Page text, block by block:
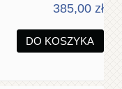
385,00 zł
DO KOSZYKA